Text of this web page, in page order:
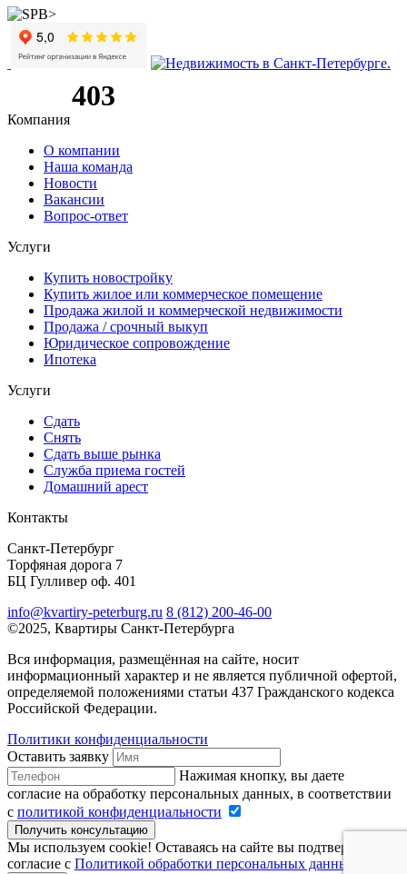
Компания
О компании
Наша команда
Новости
Вакансии
Вопрос-ответ
Услуги
Купить новостройку
Купить жилое или коммерческое помещение
Продажа жилой и коммерческой недвижимости
Продажа / срочный выкуп
Юридическое сопровождение
Ипотека
Услуги
Сдать
Снять
Сдать выше рынка
Служба приема гостей
Домашний арест
Контакты
Санкт-Петербург
Торфяная дорога 7
БЦ Гулливер оф. 401
info@kvartiry-peterburg.ru 8 (812) 200-46-00
©2025, Квартиры Санкт-Петербурга
Вся информация, размещённая на сайте, носит
информационный характер и не является публичной офертой,
определяемой положениями статьи 437 Гражданского кодекса
Российской Федерации.
Политики конфиденциальности
Оставить заявку
Нажимая кнопку, вы даете
согласие на обработку персональных данных, в соответствии
с политикой конфиденциальности
Получить консультацию
Мы используем cookie! Оставаясь на сайте вы подтверждаете
согласие с Политикой обработки персональных данных